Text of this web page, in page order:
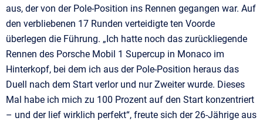
aus, der von der Pole-Position ins Rennen gegangen war. Auf
den verbliebenen 17 Runden verteidigte ten Voorde
überlegen die Führung. „Ich hatte noch das zurückliegende
Rennen des Porsche Mobil 1 Supercup in Monaco im
Hinterkopf, bei dem ich aus der Pole-Position heraus das
Duell nach dem Start verlor und nur Zweiter wurde. Dieses
Mal habe ich mich zu 100 Prozent auf den Start konzentriert
– und der lief wirklich perfekt“, freute sich der 26-Jährige aus